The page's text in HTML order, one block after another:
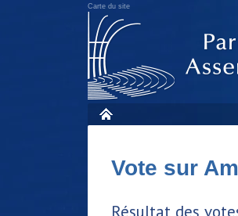
Carte du site
Vote sur
Résultat des